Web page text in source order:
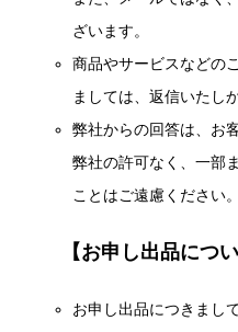
ざいます。
商品やサービスなどの
ましては、返信いたし
弊社からの回答は、お
弊社の許可なく、一部
ことはご遠慮ください。
【お申し出品につい
お申し出品につきまし